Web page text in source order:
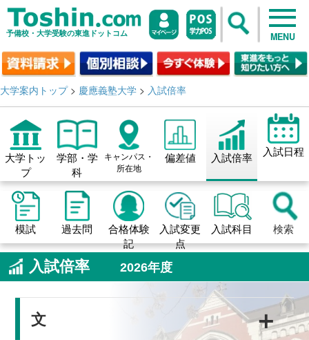
予備校・大学受験の東進ドットコム MENU
大学案内トップ> 慶應義塾大学 > 入試倍率
大学トッ
プ
学部・学
科
キャンパス・
所在地
偏差値 入試倍率 入試日程
模試 過去問
合格体験
記
入試変更
点
入試科目 検索
入試倍率 2026年度
文 ＋